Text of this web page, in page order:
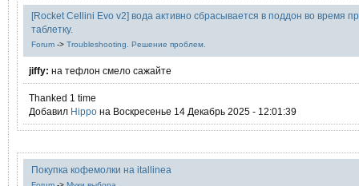
[Rocket Cellini Evo v2] вода активно сбрасывается в поддон во время
таблетку.
Forum -> Troubleshooting. Решение проблем.
jiffy: на тефлон смело сажайте
Thanked 1 time
Добавил Hippo на Воскресенье 14 Декабрь 2025 - 12:01:39
Покупка кофемолки на itallinea